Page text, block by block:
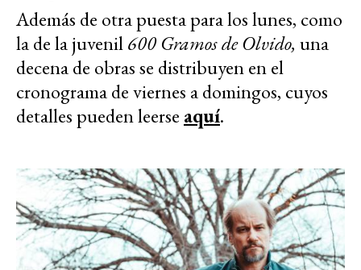
Además de otra puesta para los lunes, como
la de la juvenil600 Gramos de Olvido, una
decena de obras se distribuyen en el
cronograma de viernes a domingos, cuyos
detalles pueden leerse aquí.